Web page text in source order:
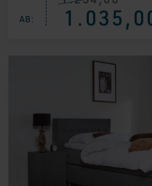
AB:
Preis
war:
Preis
ist: